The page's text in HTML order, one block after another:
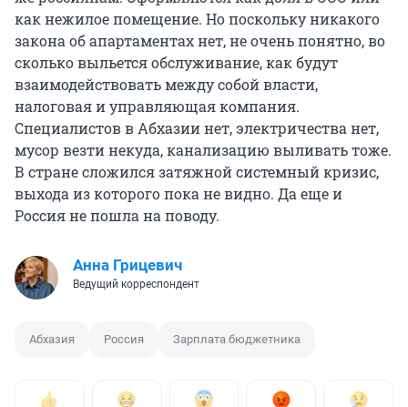
как нежилое помещение. Но поскольку никакого
закона об апартаментах нет, не очень понятно, во
сколько выльется обслуживание, как будут
взаимодействовать между собой власти,
налоговая и управляющая компания.
Специалистов в Абхазии нет, электричества нет,
мусор везти некуда, канализацию выливать тоже.
В стране сложился затяжной системный кризис,
выхода из которого пока не видно. Да еще и
Россия не пошла на поводу.
Анна Грицевич
Ведущий корреспондент
Абхазия Россия Зарплата бюджетника